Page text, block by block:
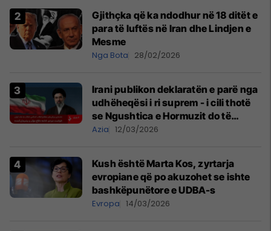
Gjithçka që ka ndodhur në 18 ditët e
para të luftës në Iran dhe Lindjen e
Mesme
Nga Bota 28/02/2026
Irani publikon deklaratën e parë nga
udhëheqësi i ri suprem - i cili thotë
se Ngushtica e Hormuzit do të
mbetet e mbyllur
Azia 12/03/2026
Kush është Marta Kos, zyrtarja
evropiane që po akuzohet se ishte
bashkëpunëtore e UDBA-s
Evropa 14/03/2026